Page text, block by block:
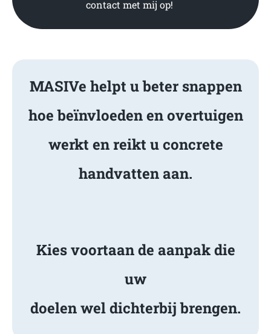
contact met mij op!
MASIVe helpt u beter snappen
hoe beïnvloeden en overtuigen
werkt en reikt u concrete
handvatten aan.
Kies voortaan de aanpak die
uw
doelen wel dichterbij brengen.